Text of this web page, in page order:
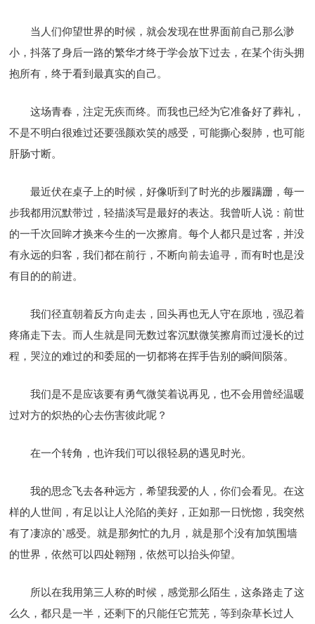
当人们仰望世界的时候，就会发现在世界面前自己那么渺
小，抖落了身后一路的繁华才终于学会放下过去，在某个街头拥
抱所有，终于看到最真实的自己。
这场青春，注定无疾而终。而我也已经为它准备好了葬礼，
不是不明白很难过还要强颜欢笑的感受，可能撕心裂肺，也可能
肝肠寸断。
最近伏在桌子上的时候，好像听到了时光的步履蹒跚，每一
步我都用沉默带过，轻描淡写是最好的表达。我曾听人说：前世
的一千次回眸才换来今生的一次擦肩。每个人都只是过客，并没
有永远的归客，我们都在前行，不断向前去追寻，而有时也是没
有目的的前进。
我们径直朝着反方向走去，回头再也无人守在原地，强忍着
疼痛走下去。而人生就是同无数过客沉默微笑擦肩而过漫长的过
程，哭泣的难过的和委屈的一切都将在挥手告别的瞬间陨落。
我们是不是应该要有勇气微笑着说再见，也不会用曾经温暖
过对方的炽热的心去伤害彼此呢？
在一个转角，也许我们可以很轻易的遇见时光。
我的思念飞去各种远方，希望我爱的人，你们会看见。在这
样的人世间，有足以让人沦陷的美好，正如那一日恍惚，我突然
有了凄凉的`感受。就是那匆忙的九月，就是那个没有加筑围墙
的世界，依然可以四处翱翔，依然可以抬头仰望。
所以在我用第三人称的时候，感觉那么陌生，这条路走了这
么久，都只是一半，还剩下的只能任它荒芜，等到杂草长过人